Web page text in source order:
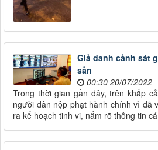
Giả danh cảnh sát
sản
00:30 20/07/2022
Trong thời gian gần đây, trên khắp
người dân nộp phạt hành chính vì đã
ra kế hoạch tinh vi, nắm rõ thông tin